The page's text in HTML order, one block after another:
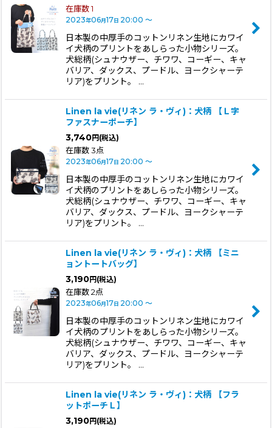
在庫数 1
2023年06月17日 20:00 ～
日本製の中厚手のコットンリネン生地にカワイ
イ犬柄のプリントをあしらった小物シリーズ。
犬総柄(シュナウザー、チワワ、コーギー、キャ
バリア、ダックス、プードル、ヨークシャーテ
リア)をプリント。 …
Linen la vie(リネン ラ・ヴィ)：犬柄 【Ｌ字
ファスナーポーチ】
3,740円 (税込)
在庫数 3点
2023年06月17日 20:00 ～
日本製の中厚手のコットンリネン生地にカワイ
イ犬柄のプリントをあしらった小物シリーズ。
犬総柄(シュナウザー、チワワ、コーギー、キャ
バリア、ダックス、プードル、ヨークシャーテ
リア)をプリント。 …
Linen la vie(リネン ラ・ヴィ)：犬柄 【ミニ
ョントートバッグ】
3,190円 (税込)
在庫数 2点
2023年06月17日 20:00 ～
日本製の中厚手のコットンリネン生地にカワイ
イ犬柄のプリントをあしらった小物シリーズ。
犬総柄(シュナウザー、チワワ、コーギー、キャ
バリア、ダックス、プードル、ヨークシャーテ
リア)をプリント。 …
Linen la vie(リネン ラ・ヴィ)：犬柄 【フラ
ットポーチＬ】
3,190円 (税込)